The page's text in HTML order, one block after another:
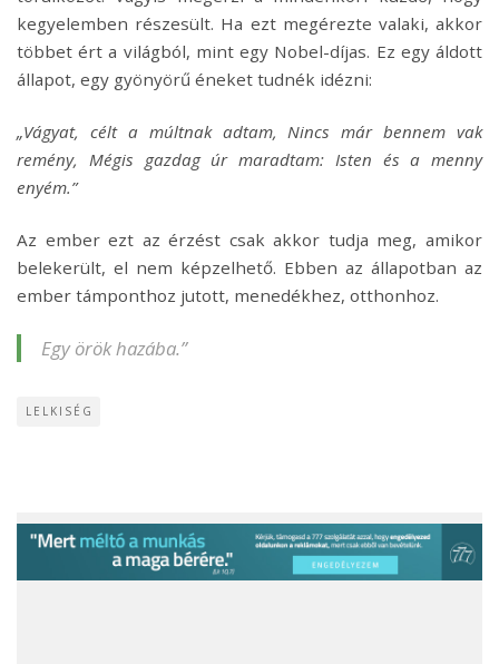
kegyelemben részesült. Ha ezt megérezte valaki, akkor
többet ért a világból, mint egy Nobel-díjas. Ez egy áldott
állapot, egy gyönyörű éneket tudnék idézni:
„Vágyat, célt a múltnak adtam, Nincs már bennem vak
remény, Mégis gazdag úr maradtam: Isten és a menny
enyém.”
Az ember ezt az érzést csak akkor tudja meg, amikor
belekerült, el nem képzelhető. Ebben az állapotban az
ember támponthoz jutott, menedékhez, otthonhoz.
Egy örök hazába.”
LELKISÉG